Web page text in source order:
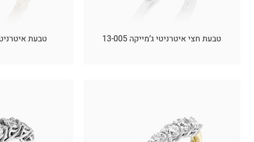
טבעת חצי איטרניטי ג’מייקה 13-005 טבעת איטרניטי